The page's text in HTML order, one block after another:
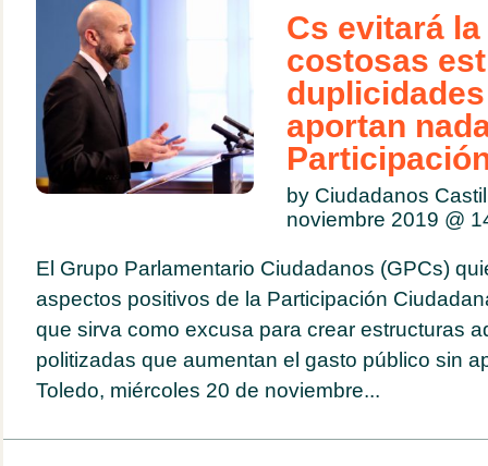
Cs evitará
costosas
aportan
by Ciudadanos
noviembre 2019 @
El Grupo Parlamentario Ciudadanos (GPCs)
aspectos positivos de la Participación
que sirva como excusa para crear estructuras
politizadas que aumentan el gasto público sin
Toledo, miércoles 20 de noviembre...